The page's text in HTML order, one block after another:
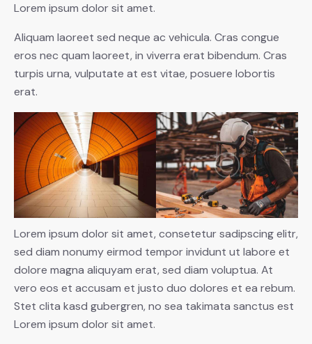
Lorem ipsum dolor sit amet.
Aliquam laoreet sed neque ac vehicula. Cras congue
eros nec quam laoreet, in viverra erat bibendum. Cras
turpis urna, vulputate at est vitae, posuere lobortis
erat.
Lorem ipsum dolor sit amet, consetetur sadipscing elitr,
sed diam nonumy eirmod tempor invidunt ut labore et
dolore magna aliquyam erat, sed diam voluptua. At
vero eos et accusam et justo duo dolores et ea rebum.
Stet clita kasd gubergren, no sea takimata sanctus est
Lorem ipsum dolor sit amet.